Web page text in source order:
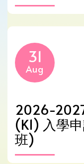
31
Aug
2026-
(K1) 入學
班)